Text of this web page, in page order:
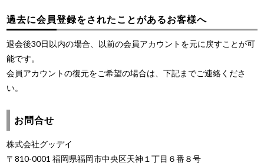
過去に会員登録をされたことがあるお客様へ
退会後30日以内の場合、以前の会員アカウントを元に戻すことが可
能です。
会員アカウントの復元をご希望の場合は、下記までご連絡くださ
い。
お問合せ
株式会社グッデイ
〒810-0001 福岡県福岡市中央区天神１丁目６番８号